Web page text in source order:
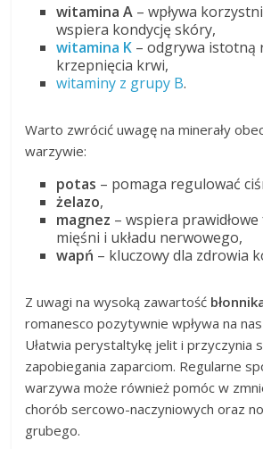
witamina A – wpływa
wspiera kondycję skóry,
witamina K – odgrywa istotną
krzepnięcia krwi,
witaminy z grupy B.
Warto zwrócić uwagę na minerały
warzywie:
potas – pomaga regulować
żelazo,
magnez – wspiera
mięśni i układu nerwowego,
wapń – kluczowy dla zdrowia
Z uwagi na wysoką zawartość
romanesco pozytywnie wpływa na
Ułatwia perystaltykę jelit i przyczynia
zapobiegania zaparciom. Regularne
warzywa może również pomóc w
chorób sercowo-naczyniowych oraz
grubego.